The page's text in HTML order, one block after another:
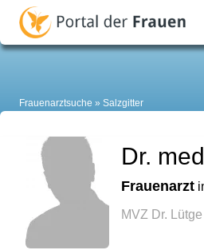
Frauenarztsuche Salzgitter
Dr.
Frauenarzt
MVZ Dr.